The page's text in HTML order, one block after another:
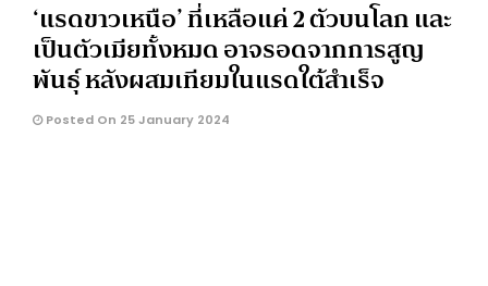
‘แรดขาวเหนือ’ ที่เหลือแค่ 2 ตัวบนโลก และ
เป็นตัวเมียทั้งหมด อาจรอดจากการสูญ
พันธุ์ หลังผสมเทียมในแรดใต้สําเร็จ
Posted On 25 January 2024